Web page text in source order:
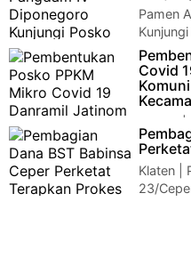
Pamen
Pamen Ahli Pangdam IV/
Covid
Klaten
yang di lakukan Danrami
dengan menghadiri pag…
Klaten |
23/